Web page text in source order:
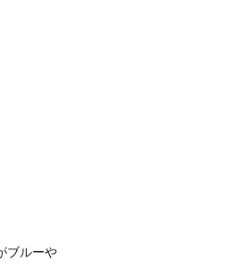
ブルーや